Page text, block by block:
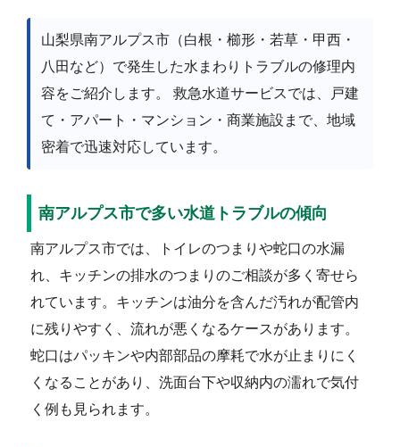
山梨県南アルプス市（白根・櫛形・若草・甲西・
八田など）で発生した水まわりトラブルの修理内
容をご紹介します。 救急水道サービスでは、戸建
て・アパート・マンション・商業施設まで、地域
密着で迅速対応しています。
南アルプス市で多い水道トラブルの傾向
南アルプス市では、トイレのつまりや蛇口の水漏
れ、キッチンの排水のつまりのご相談が多く寄せら
れています。キッチンは油分を含んだ汚れが配管内
に残りやすく、流れが悪くなるケースがあります。
蛇口はパッキンや内部部品の摩耗で水が止まりにく
くなることがあり、洗面台下や収納内の濡れで気付
く例も見られます。